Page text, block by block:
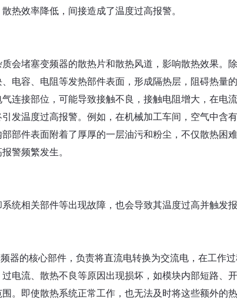
热效率降低，间接造成了温度过高报警。
会堵塞变频器的散热片和散热风道，影响散热效果。
电容、电阻等发热部件表面，形成隔热层，阻碍热量
连接部位，可能导致接触不良，接触电阻增大，在电
发温度过高报警。例如，在机械加工车间，空气中含
部件表面附着了厚厚的一层油污和粉尘，不仅散热困
警频繁发生。
统相关部件等出现故障，也会导致其温度过高并触发报
器的核心部件，负责将直流电转换为交流电，在工作
电流、散热不良等原因出现损坏，如模块内部短路、
。即使散热系统正常工作，也无法及时将这些额外的